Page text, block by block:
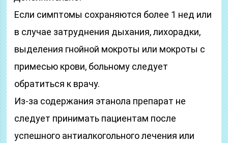
Если симптомы сохраняются более 1 нед или
в случае затруднения дыхания, лихорадки,
выделения гнойной мокроты или мокроты с
примесью крови, больному следует
обратиться к врачу.
Из-за содержания этанола препарат не
следует принимать пациентам после
успешного антиалкогольного лечения или